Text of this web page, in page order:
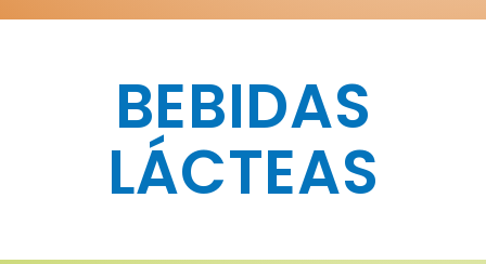
BEBIDAS
LÁCTEAS